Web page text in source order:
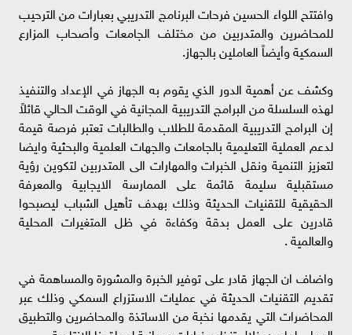
وافتتح اللواء الحسين فرحات البرنامج التدريبي بعبارات من الترحيب
للمحاضرين والمتدربين من مختلف الجامعات وأصحاب المزارع
السمكية وأيضاً العاملين بالجهاز.
وكشف عن أهمية الدور الذي يقوم به الجهاز في الإعداد والتنفيذ
لهذه السلسلة من البرامج التدريبية المجانية في الوقت الحالي قائلاً
إن البرامج التدريبية المقدمة للطلاب والطالبات تعتبر فرصة قيمة
لدعم العملية التعليمية بالجامعات والجهات العلمية والبحثية وايضا
لتعزيز التنمية ونقل الخبرات والمهارات الى المتدربين لتكوين رؤية
مستقبلية سليمة قائمة على الممارسة الايجابية والمعرفة
الحقيقية للتقنيات الحديثة وذلك بهدف تأهيل الشباب ليصبحوا
قادرين على العمل بدقة وكفاءة في ظل المتغيرات المحلية
والعالمية .
واضاف ان الجهاز قادر على توفير الخبرة والمشورة والمساهمة في
تقديم التقنيات الحديثة في عمليات الاستزراع السمكي وذلك عبر
المحاضرات التي يقدمها نخبة من الاساتذة والمحاضرين والتطبيق